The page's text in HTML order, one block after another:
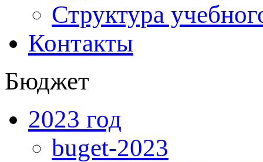
Структура
Контакты
Бюджет
2023 год
buget-2023